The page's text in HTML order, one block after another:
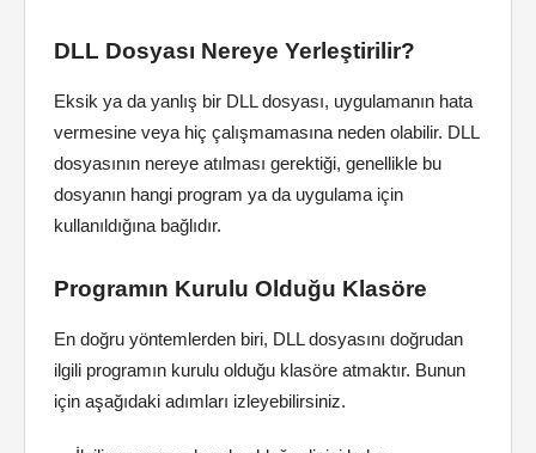
DLL Dosyası Nereye Yerleştirilir?
Eksik ya da yanlış bir DLL dosyası, uygulamanın hata
vermesine veya hiç çalışmamasına neden olabilir. DLL
dosyasının nereye atılması gerektiği, genellikle bu
dosyanın hangi program ya da uygulama için
kullanıldığına bağlıdır.
Programın Kurulu Olduğu Klasöre
En doğru yöntemlerden biri, DLL dosyasını doğrudan
ilgili programın kurulu olduğu klasöre atmaktır. Bunun
için aşağıdaki adımları izleyebilirsiniz.